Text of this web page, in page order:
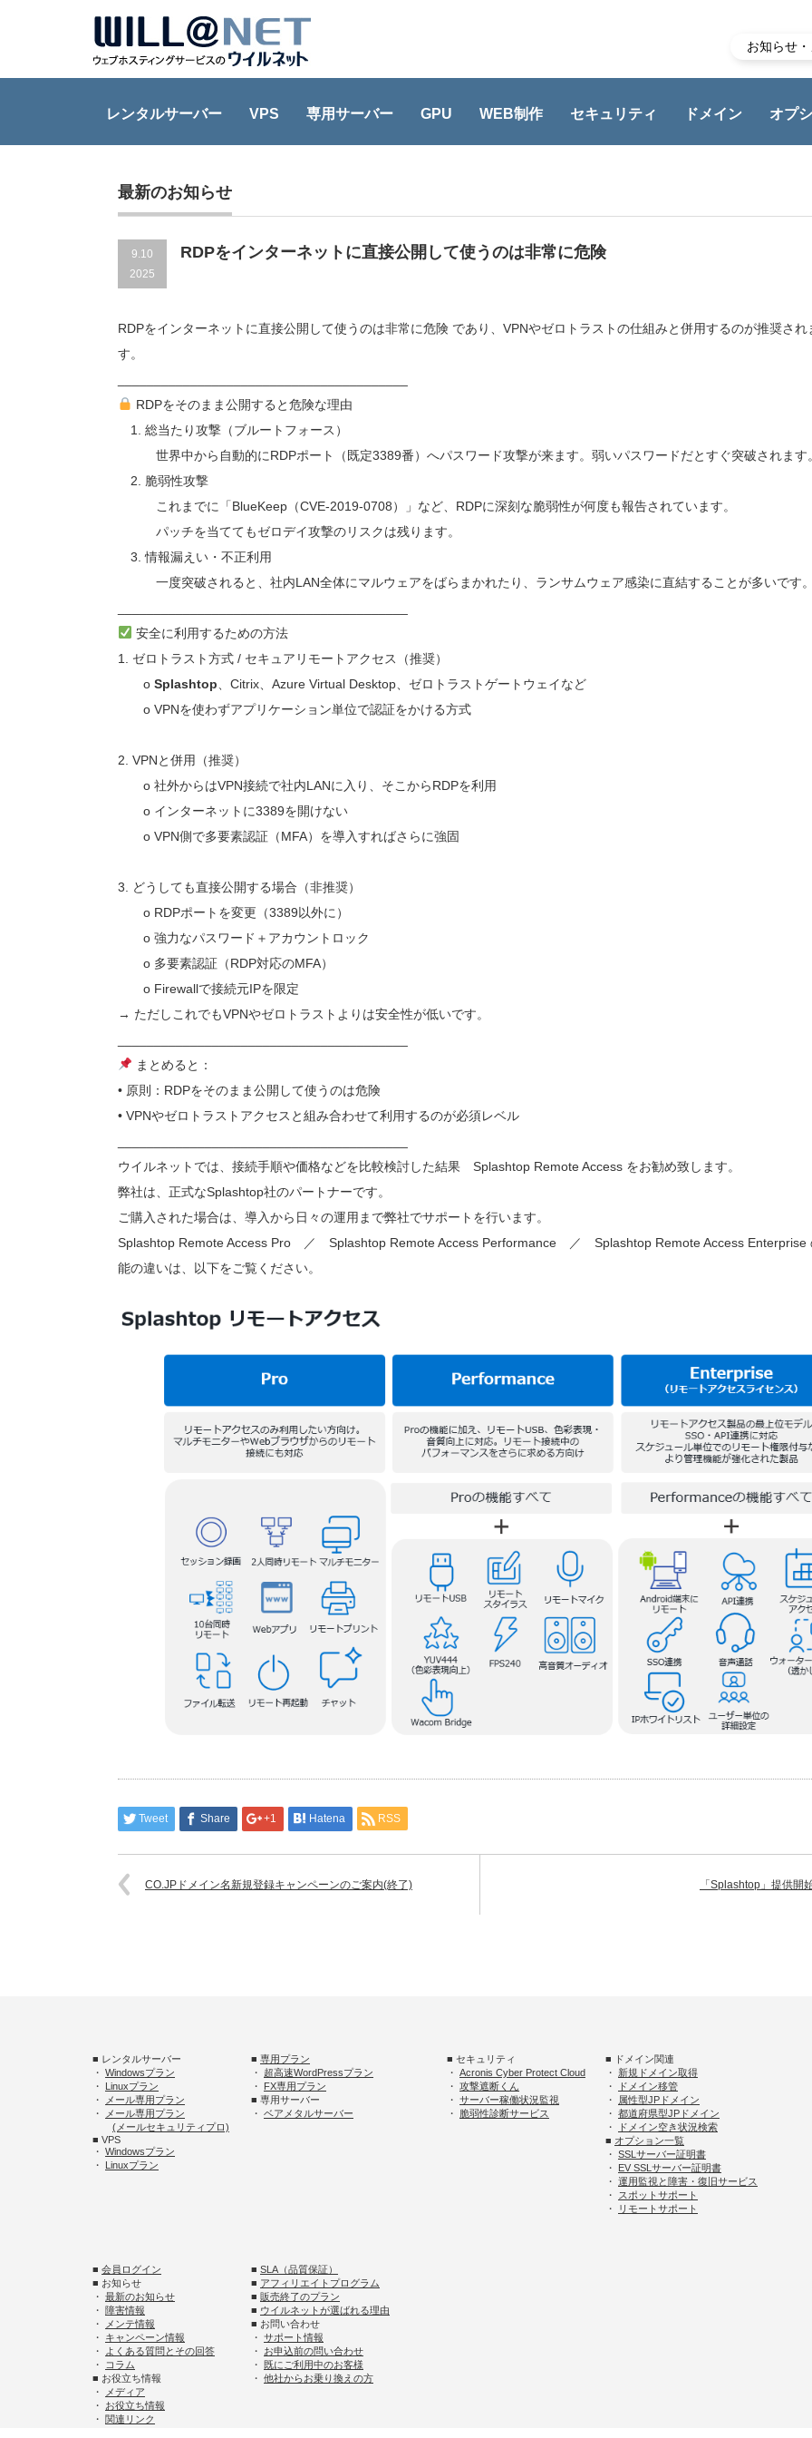
お知らせ
レンタルサーバー VPS 専用サーバー GPU WEB制作 セキュリティ ドメイン オプ
最新のお知らせ
9.10
2025
RDPをインターネットに直接公開して使うのは非常に危険
RDPをインターネットに直接公開して使うのは非常に危険 であり、VPNやゼロトラストの仕組みと併用するのが推奨され
す。
RDPをそのまま公開すると危険な理由
1. 総当たり攻撃（ブルートフォース）
世界中から自動的にRDPポート（既定3389番）へパスワード攻撃が来ます。弱いパスワードだとすぐ突破されます
2. 脆弱性攻撃
これまでに「BlueKeep（CVE-2019-0708）」など、RDPに深刻な脆弱性が何度も報告されています。
パッチを当ててもゼロデイ攻撃のリスクは残ります。
3. 情報漏えい・不正利用
一度突破されると、社内LAN全体にマルウェアをばらまかれたり、ランサムウェア感染に直結することが多いです
安全に利用するための方法
1. ゼロトラスト方式 / セキュアリモートアクセス（推奨）
o Splashtop 、Citrix、Azure Virtual Desktop、ゼロトラストゲートウェイなど
o VPNを使わずアプリケーション単位で認証をかける方式
2. VPNと併用（推奨）
o 社外からはVPN接続で社内LANに入り、そこからRDPを利用
o インターネットに3389を開けない
o VPN側で多要素認証（MFA）を導入すればさらに強固
3. どうしても直接公開する場合（非推奨）
o RDPポートを変更（3389以外に）
o 強力なパスワード＋アカウントロック
o 多要素認証（RDP対応のMFA）
o Firewallで接続元IPを限定
→ ただしこれでもVPNやゼロトラストよりは安全性が低いです。
まとめると：
• 原則：RDPをそのまま公開して使うのは危険
• VPNやゼロトラストアクセスと組み合わせて利用するのが必須レベル
ウイルネットでは、接続手順や価格などを比較検討した結果 Splashtop Remote Access をお勧め致します。
弊社は、正式なSplashtop社のパートナーです。
ご購入された場合は、導入から日々の運用まで弊社でサポートを行います。
Splashtop Remote Access Pro ／ Splashtop Remote Access Performance ／ Splashtop Remote Access Enterprise
能の違いは、以下をご覧ください。
Tweet Share +1 Hatena RSS
CO.JPドメイン名新規登録キャンペーンのご案内(終了) 「Splashtop」提供開
■ レンタルサーバー ■ 専用プラン
・ Windowsプラン ・ 超高速WordPressプラン
・ Linuxプラン ・ FX専用プラン
・
メール専用プラン
■ 専用サーバー
・
メール専用プラン ・ ベアメタルサーバー
(メールセキュリティプロ)
■ VPS
・ Windowsプラン
・ Linuxプラン
■ セキュリティ
■ ドメイン関連
・ Acronis Cyber Protect Cloud ・ 新規ドメイン取得
・ 攻撃遮断くん ・
ドメイン移管
・ サーバー稼働状況監視 ・
属性型JPドメイン
・ 脆弱性診断サービス ・ 都道府県型JPドメイン
・
ドメイン空き状況検索
■ オプション一覧
・ SSLサーバー証明書
・ EV SSLサーバー証明書
・ 運用監視と障害・復旧サービス
・ スポットサポート
・
リモートサポート
■ 会員ログイン ■ SLA（品質保証）
■ お知らせ
■ アフィリエイトプログラム
・ 最新のお知らせ ■ 販売終了のプラン
・ 障害情報 ■ ウイルネットが選ばれる理由
・
メンテ情報
■ お問い合わせ
・ キャンペーン情報 ・ サポート情報
・
よくある質問とその回答 ・ お申込前の問い合わせ
・
コラム ・ 既にご利用中のお客様
■ お役立ち情報
・ 他社からお乗り換えの方
・
メディア
・ お役立ち情報
・ 関連リンク